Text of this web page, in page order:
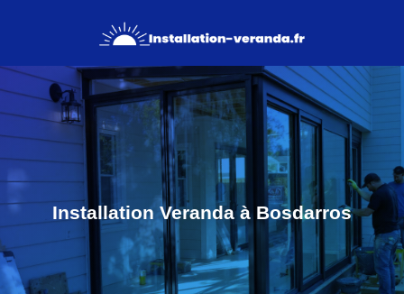
Installation Veranda à Bosdarros